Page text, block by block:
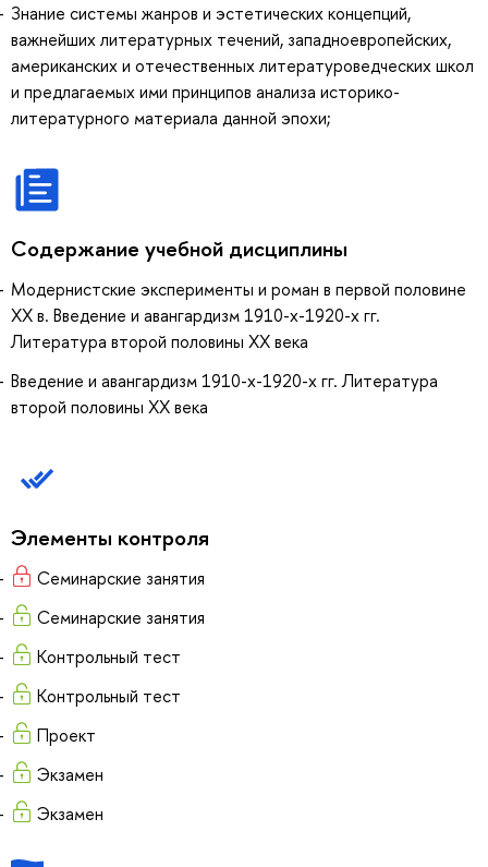
Знание системы жанров и эстетических концепций,
важнейших литературных течений, западноевропейских,
американских и отечественных литературоведческих школ
и предлагаемых ими принципов анализа историко-
литературного материала данной эпохи;
Содержание учебной дисциплины
Модернистские эксперименты и роман в первой половине
XX в. Введение и авангардизм 1910-х-1920-х гг.
Литература второй половины XX века
Введение и авангардизм 1910-х-1920-х гг. Литература
второй половины XX века
Элементы контроля
Семинарские занятия
Семинарские занятия
Контрольный тест
Контрольный тест
Проект
Экзамен
Экзамен